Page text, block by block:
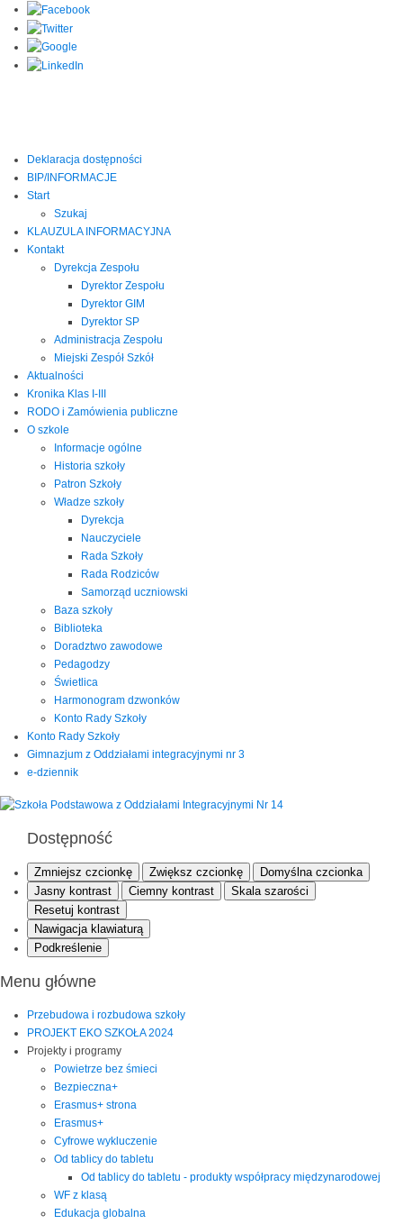
Deklaracja dostępności
BIP/INFORMACJE
Start
Szukaj
KLAUZULA INFORMACYJNA
Kontakt
Dyrekcja Zespołu
Dyrektor Zespołu
Dyrektor GIM
Dyrektor SP
Administracja Zespołu
Miejski Zespół Szkół
Aktualności
Kronika Klas I-III
RODO i Zamówienia publiczne
O szkole
Informacje ogólne
Historia szkoły
Patron Szkoły
Władze szkoły
Dyrekcja
Nauczyciele
Rada Szkoły
Rada Rodziców
Samorząd uczniowski
Baza szkoły
Biblioteka
Doradztwo zawodowe
Pedagodzy
Świetlica
Harmonogram dzwonków
Konto Rady Szkoły
Konto Rady Szkoły
Gimnazjum z Oddziałami integracyjnymi nr 3
e-dziennik
Dostępność
Zmniejsz czcionkę Zwiększ czcionkę
Domyślna czcionka
Jasny kontrast
Ciemny kontrast
Skala szarości
Resetuj kontrast
Nawigacja klawiaturą
Podkreślenie
Menu główne
Przebudowa i rozbudowa szkoły
PROJEKT EKO SZKOŁA 2024
Projekty i programy
Powietrze bez śmieci
Bezpieczna+
Erasmus+ strona
Erasmus+
Cyfrowe wykluczenie
Od tablicy do tabletu
Od tablicy do tabletu - produkty współpracy międzynarodowej
WF z klasą
Edukacja globalna